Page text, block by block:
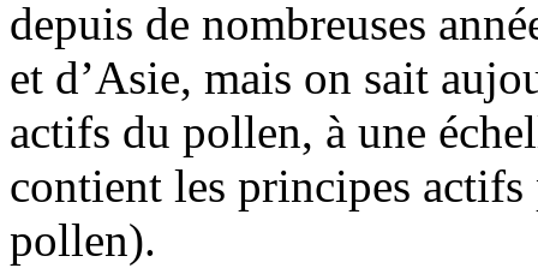
depuis de nombreuses
et d’Asie, mais on sait
actifs du pollen, à une
contient les principes actifs
pollen).